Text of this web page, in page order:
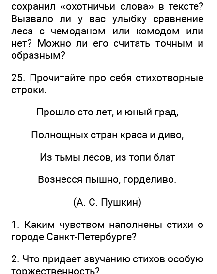
сохранил «охотничьи слова» в тексте?
Вызвало ли у вас улыбку сравнение
леса с чемоданом или комодом или
нет? Можно ли его считать точным и
образным?
25. Прочитайте про себя стихотворные
строки.
Прошло сто лет, и юный град,
Полнощных стран краса и диво,
Из тьмы лесов, из топи блат
Вознесся пышно, горделиво.
(А. С. Пушкин)
1. Каким чувством наполнены стихи о
городе Санкт-Петербурге?
2. Что придает звучанию стихов особую
торжественность?